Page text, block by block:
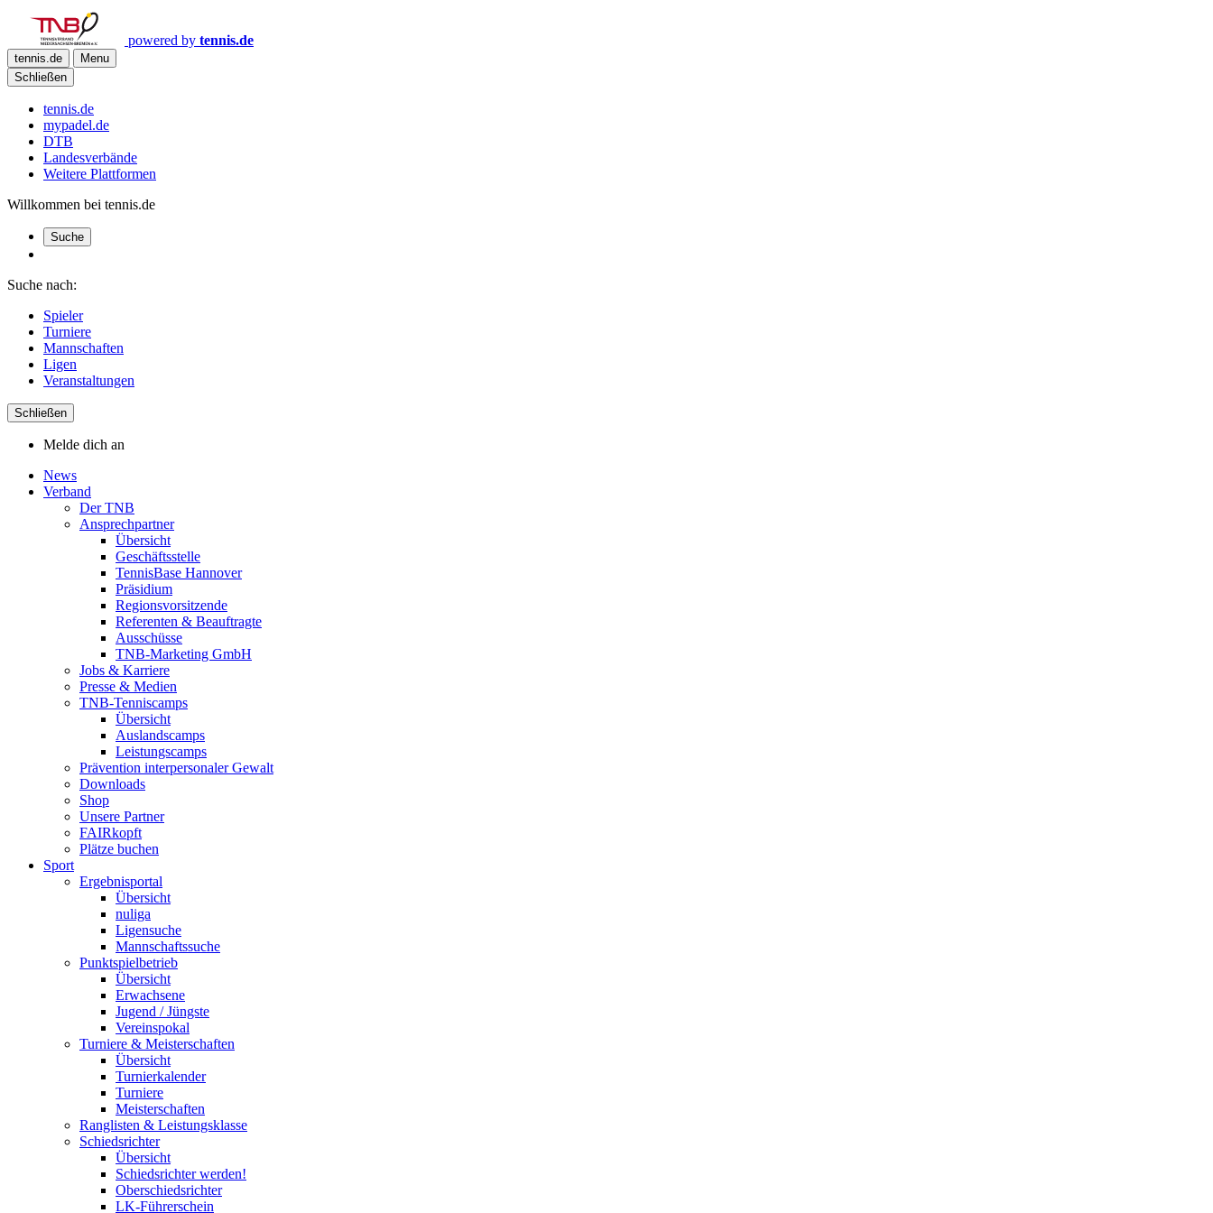
powered by tennis.de
tennis.de
Menu
Schließen
tennis.de
mypadel.de
DTB
Landesverbände
Weitere Plattformen
Willkommen bei tennis.de
Suche
Suche nach:
Spieler
Turniere
Mannschaften
Ligen
Veranstaltungen
Schließen
Melde dich an
News
Verband
Der TNB
Ansprechpartner
Übersicht
Geschäftsstelle
TennisBase Hannover
Präsidium
Regionsvorsitzende
Referenten & Beauftragte
Ausschüsse
TNB-Marketing GmbH
Jobs & Karriere
Presse & Medien
TNB-Tenniscamps
Übersicht
Auslandscamps
Leistungscamps
Prävention interpersonaler Gewalt
Downloads
Shop
Unsere Partner
FAIRkopft
Plätze buchen
Sport
Ergebnisportal
Übersicht
nuliga
Ligensuche
Mannschaftssuche
Punktspielbetrieb
Übersicht
Erwachsene
Jugend / Jüngste
Vereinspokal
Turniere & Meisterschaften
Übersicht
Turnierkalender
Turniere
Meisterschaften
Ranglisten & Leistungsklasse
Schiedsrichter
Übersicht
Schiedsrichter werden!
Oberschiedsrichter
LK-Führerschein